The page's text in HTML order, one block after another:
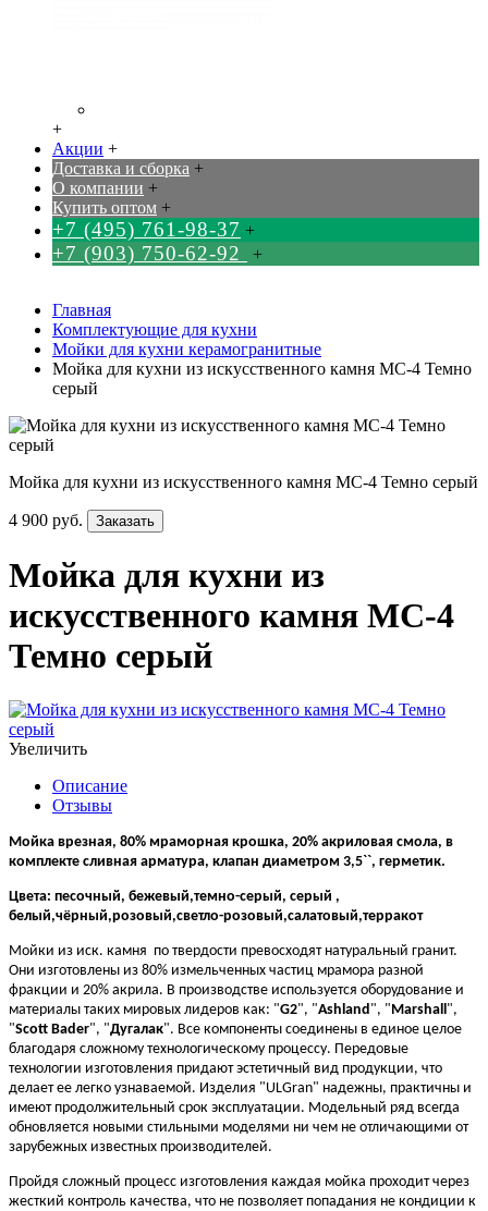
+
Акции +
Доставка и сборка +
О компании +
Купить оптом +
+7 (495) 761-98-37 +
+7 (903) 750-62-92 +
Главная
Комплектующие для кухни
Мойки для кухни керамогранитные
Мойка для кухни из искусственного камня МС-4 Темно
серый
Мойка для кухни из искусственного камня МС-4 Темно серый
4 900 руб. Заказать
Мойка для кухни из
искусственного камня МС-4
Темно серый
Увеличить
Описание
Отзывы
Мойка врезная, 80% мраморная крошка, 20% акриловая смола, в
комплекте сливная арматура, клапан диаметром 3,5``, герметик.
Цвета: песочный, бежевый,темно-серый, серый ,
белый,чёрный,розовый,светло-розовый,салатовый,терракот
Мойки из иск. камня по твердости превосходят натуральный гранит.
Они изготовлены из 80% измельченных частиц мрамора разной
фракции и 20% акрила. В производстве используется оборудование и
материалы таких мировых лидеров как: "G2", "Ashland ", " Marshall ",
"Scott Bader", "Дугалак". Все компоненты соединены в единое целое
благодаря сложному технологическому процессу. Передовые
технологии изготовления придают эстетичный вид продукции, что
делает ее легко узнаваемой. Изделия "ULGran" надежны, практичны и
имеют продолжительный срок эксплуатации. Модельный ряд всегда
обновляется новыми стильными моделями ни чем не отличающими от
зарубежных известных производителей.
Пройдя сложный процесс изготовления каждая мойка проходит через
жесткий контроль качества, что не позволяет попадания не кондиции к